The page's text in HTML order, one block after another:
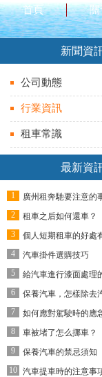
首頁 關
新聞資
公司動態
行業資訊
租車常識
最新資
1
廣州租奔馳要注意的
2
租車之后如何還車？
3
個人短期租車的好處
4
汽車掛件選購技巧
5
給汽車進行漆面處理
6
保養汽車，怎樣除去
7
如何應對駕駛時的應
8
車被堵了怎么挪車？
9
保養汽車的禁忌須知
10 汽車提車時的注意事